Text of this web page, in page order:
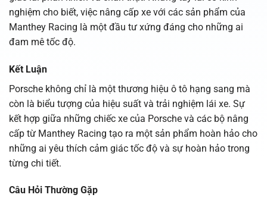
nghiệm cho biết, việc nâng cấp xe với các sản phẩm của
Manthey Racing là một đầu tư xứng đáng cho những ai
đam mê tốc độ.
Kết Luận
Porsche không chỉ là một thương hiệu ô tô hạng sang mà
còn là biểu tượng của hiệu suất và trải nghiệm lái xe. Sự
kết hợp giữa những chiếc xe của Porsche và các bộ nâng
cấp từ Manthey Racing tạo ra một sản phẩm hoàn hảo cho
những ai yêu thích cảm giác tốc độ và sự hoàn hảo trong
từng chi tiết.
Câu Hỏi Thường Gặp